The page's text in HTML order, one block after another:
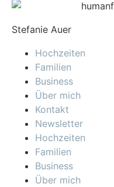
Stefanie Auer
Hochzeiten
Familien
Business
Über mich
Kontakt
Newsletter
Hochzeiten
Familien
Business
Über mich